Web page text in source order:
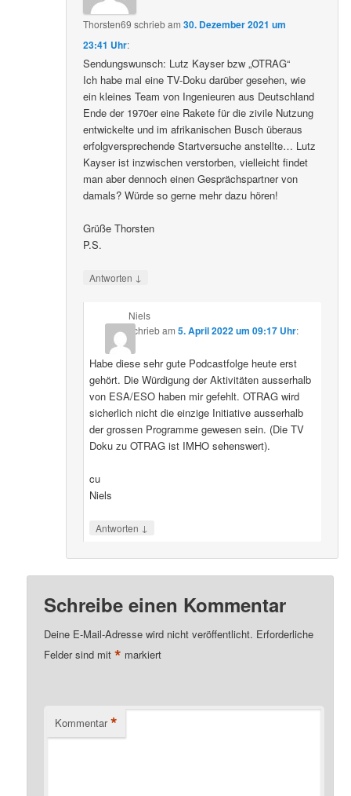
Thorsten69 schriebam30. Dezember 2021 um
23:41 Uhr:
Sendungswunsch: Lutz Kayser bzw „OTRAG“
Ich habe mal eine TV-Doku darüber gesehen, wie
ein kleines Team von Ingenieuren aus Deutschland
Ende der 1970er eine Rakete für die zivile Nutzung
entwickelte und im afrikanischen Busch überaus
erfolgversprechende Startversuche anstellte… Lutz
Kayser ist inzwischen verstorben, vielleicht findet
man aber dennoch einen Gesprächspartner von
damals? Würde so gerne mehr dazu hören!
Grüße Thorsten
P.S.
Antworten ↓
Niels
schriebam 5. April 2022 um 09:17 Uhr:
Habe diese sehr gute Podcastfolge heute erst
gehört. Die Würdigung der Aktivitäten ausserhalb
von ESA/ESO haben mir gefehlt. OTRAG wird
sicherlich nicht die einzige Initiative ausserhalb
der grossen Programme gewesen sein. (Die TV
Doku zu OTRAG ist IMHO sehenswert).
cu
Niels
Antworten ↓
Schreibe einen Kommentar
Deine E-Mail-Adresse wird nicht veröffentlicht. Erforderliche
Felder sind mit* markiert
Kommentar *